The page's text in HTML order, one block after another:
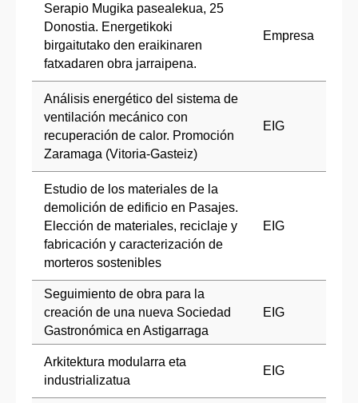
Serapio Mugika pasealekua, 25
Donostia. Energetikoki
birgaitutako den eraikinaren
fatxadaren obra jarraipena.
Empresa
Análisis energético del sistema de
ventilación mecánico con
recuperación de calor. Promoción
Zaramaga (Vitoria-Gasteiz)
EIG
Estudio de los materiales de la
demolición de edificio en Pasajes.
Elección de materiales, reciclaje y
fabricación y caracterización de
morteros sostenibles
EIG
Seguimiento de obra para la
creación de una nueva Sociedad
Gastronómica en Astigarraga
EIG
Arkitektura modularra eta
industrializatua
EIG